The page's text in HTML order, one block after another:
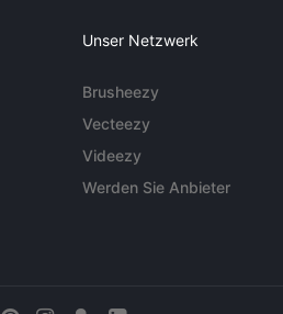
Unser Netzwerk
Brusheezy
Vecteezy
Videezy
Werden Sie Anbieter